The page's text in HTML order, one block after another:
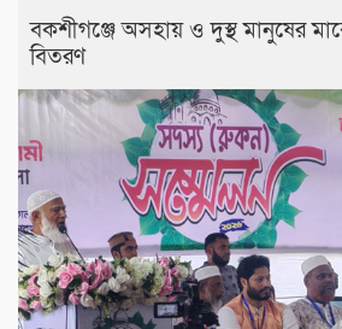
বকশীগঞ্জে অসহায় ও দুস্থ মানুষের
বিতরণ